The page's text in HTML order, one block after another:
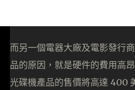
而另一個電器大廠及電影發行
品的原因，就是硬件的費用高
光碟機產品的售價將高達 400